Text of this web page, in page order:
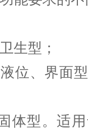
生型；
位、界面
体型。适